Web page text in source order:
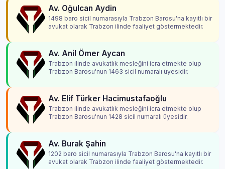
Av. Oğulcan Aydin
1498 baro sicil numarasıyla Trabzon Barosu'na kayıtlı bir
avukat olarak Trabzon ilinde faaliyet göstermektedir.
Av. Anil Ömer Aycan
Trabzon ilinde avukatlık mesleğini icra etmekte olup
Trabzon Barosu'nun 1463 sicil numaralı üyesidir.
Av. Elif Türker Hacimustafaoğlu
Trabzon ilinde avukatlık mesleğini icra etmekte olup
Trabzon Barosu'nun 1428 sicil numaralı üyesidir.
Av. Burak Şahin
1202 baro sicil numarasıyla Trabzon Barosu'na kayıtlı bir
avukat olarak Trabzon ilinde faaliyet göstermektedir.